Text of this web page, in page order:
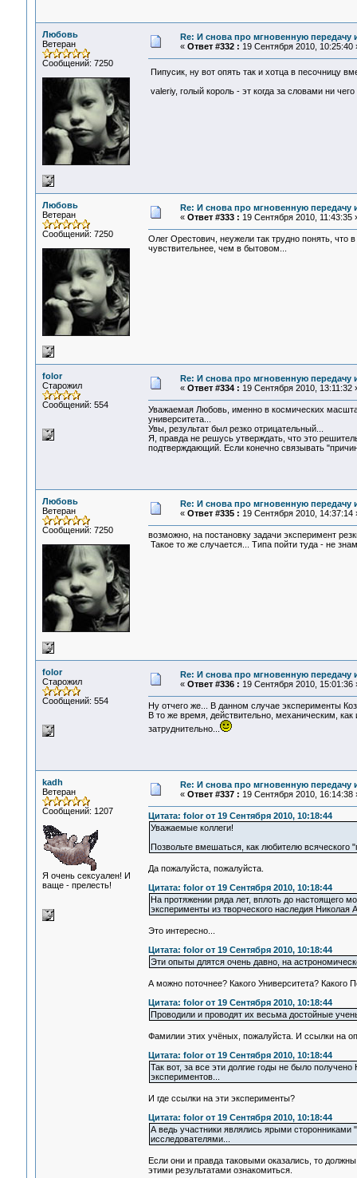
Любовь
Ветеран
Сообщений: 7250
Re: И снова про мгновенную
« Ответ #332 : 19 Сентября 2010, 10:25:40
Пипусик, ну вот опять так и хотца в песочницу
valeriy, голый король - эт когда за словами ни
Любовь
Ветеран
Сообщений: 7250
Re: И снова про мгновенную
« Ответ #333 : 19 Сентября 2010, 11:43:35
Олег Орестович, неужели так трудно понять, что
чувствительнее, чем в бытовом...
folor
Старожил
Сообщений: 554
Re: И снова про мгновенную
« Ответ #334 : 19 Сентября 2010, 13:11:32
Уважаемая Любовь, именно в космических
университета...
Увы, результат был резко отрицательный...
Я, правда не решусь утверждать, что это
подтверждающий. Если конечно связывать
Любовь
Ветеран
Сообщений: 7250
Re: И снова про мгновенную
« Ответ #335 : 19 Сентября 2010, 14:37:14
возможно, на постановку задачи эксперимент
Такое то же случается... Типа пойти туда - не
folor
Старожил
Сообщений: 554
Re: И снова про мгновенную
« Ответ #336 : 19 Сентября 2010, 15:01:36
Ну отчего же... В данном случае эксперименты
В то же время, действительно, механическим,
затруднительно...
kadh
Ветеран
Сообщений: 1207
Я очень сексуален! И
ваще - прелесть!
Re: И снова про мгновенную
« Ответ #337 : 19 Сентября 2010, 16:14:38
Цитата: folor от 19 Сентября 2010, 10:18:44
Уважаемые коллеги!
Позвольте вмешаться, как любителю всяческого
Да пожалуйста, пожалуйста.
Цитата: folor от 19 Сентября 2010, 10:18:44
На протяжении ряда лет, вплоть до настоящего
эксперименты из творческого наследия Николая
Это интересно...
Цитата: folor от 19 Сентября 2010, 10:18:44
Эти опыты длятся очень давно, на
А можно поточнее? Какого Университета? Какого
Цитата: folor от 19 Сентября 2010, 10:18:44
Проводили и проводят их весьма достойные
Фамилии этих учёных, пожалуйста. И ссылки на
Цитата: folor от 19 Сентября 2010, 10:18:44
Так вот, за все эти долгие годы не было
экспериментов...
И где ссылки на эти эксперименты?
Цитата: folor от 19 Сентября 2010, 10:18:44
А ведь участники являлись ярыми
исследователями...
Если они и правда таковыми оказались, то
этими результатами ознакомиться.